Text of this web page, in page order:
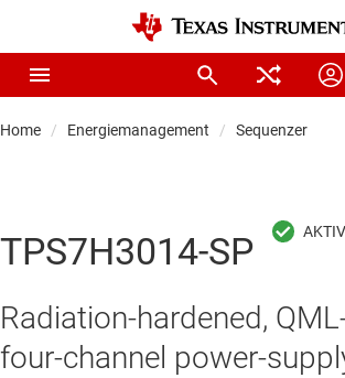
Home Energiemanagement Sequenzer
TPS7H3014-SP
Radiation-hardened,
four-channel power-